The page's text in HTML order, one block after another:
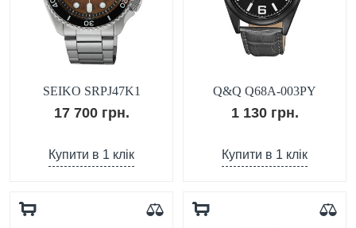
SEIKO SRPJ47K1
17 700 грн.
Купити в 1 клік
Q&Q Q68A-003PY
1 130 грн.
Купити в 1 клік